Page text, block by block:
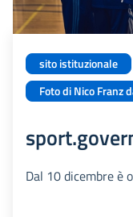
sito istituzionale
Foto di Nico Franz
Dal 10 dicembre è